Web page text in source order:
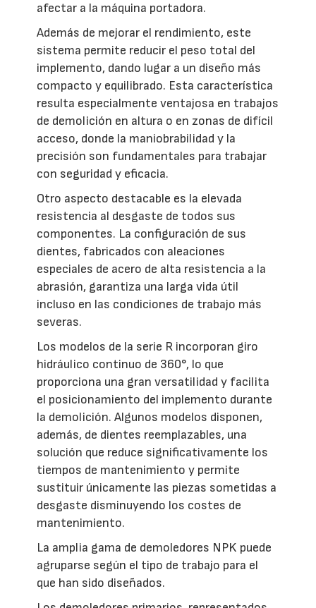
afectar a la máquina portadora.
Además de mejorar el rendimiento, este
sistema permite reducir el peso total del
implemento, dando lugar a un diseño más
compacto y equilibrado. Esta característica
resulta especialmente ventajosa en trabajos
de demolición en altura o en zonas de difícil
acceso, donde la maniobrabilidad y la
precisión son fundamentales para trabajar
con seguridad y eficacia.
Otro aspecto destacable es la elevada
resistencia al desgaste de todos sus
componentes. La configuración de sus
dientes, fabricados con aleaciones
especiales de acero de alta resistencia a la
abrasión, garantiza una larga vida útil
incluso en las condiciones de trabajo más
severas.
Los modelos de la serie R incorporan giro
hidráulico continuo de 360°, lo que
proporciona una gran versatilidad y facilita
el posicionamiento del implemento durante
la demolición. Algunos modelos disponen,
además, de dientes reemplazables, una
solución que reduce significativamente los
tiempos de mantenimiento y permite
sustituir únicamente las piezas sometidas a
desgaste disminuyendo los costes de
mantenimiento.
La amplia gama de demoledores NPK puede
agruparse según el tipo de trabajo para el
que han sido diseñados.